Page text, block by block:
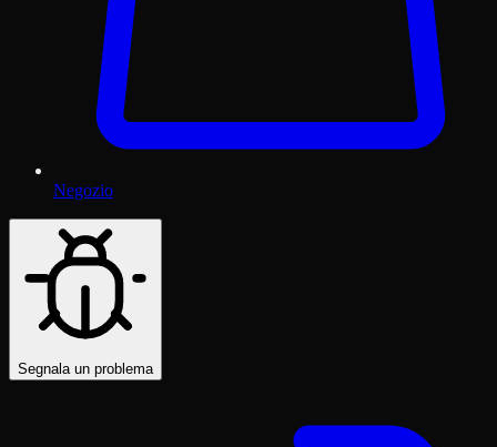
Negozio
Segnala un problema